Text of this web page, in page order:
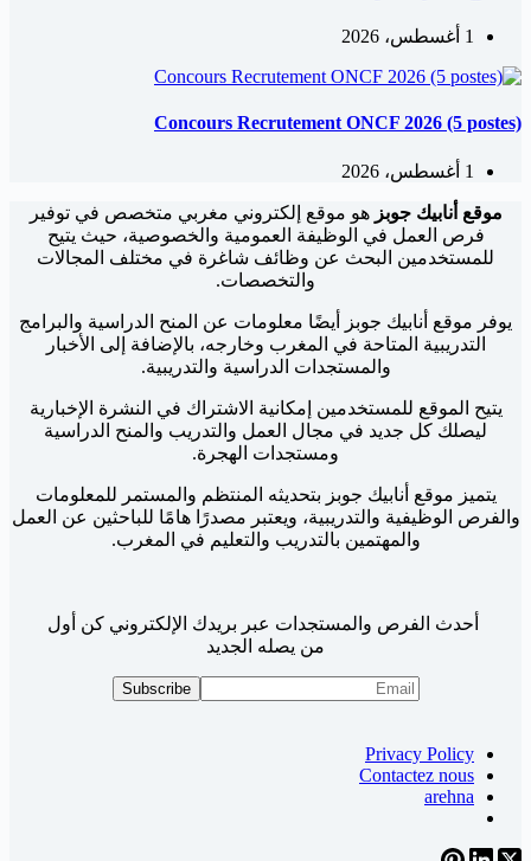
1 أغسطس، 2026
Concours Recrutement ONCF 2026 (5 postes)
1 أغسطس، 2026
موقع أنابيك جوبزهو موقع إلكتروني مغربي متخصص في توفير
فرص العمل في الوظيفة العمومية والخصوصية، حيث يتيح
للمستخدمين البحث عن وظائف شاغرة في مختلف المجالات
والتخصصات.
يوفر موقع أنابيك جوبز أيضًا معلومات عن المنح الدراسية والبرامج
التدريبية المتاحة في المغرب وخارجه، بالإضافة إلى الأخبار
والمستجدات الدراسية والتدريبية.
يتيح الموقع للمستخدمين إمكانية الاشتراك في النشرة الإخبارية
ليصلك كل جديد في مجال العمل والتدريب والمنح الدراسية
ومستجدات الهجرة.
يتميز موقع أنابيك جوبز بتحديثه المنتظم والمستمر للمعلومات
والفرص الوظيفية والتدريبية، ويعتبر مصدرًا هامًا للباحثين عن العمل
والمهتمين بالتدريب والتعليم في المغرب.
أحدث الفرص والمستجدات عبر بريدك الإلكتروني كن أول
من يصله الجديد
Privacy Policy
Contactez nous
arehna